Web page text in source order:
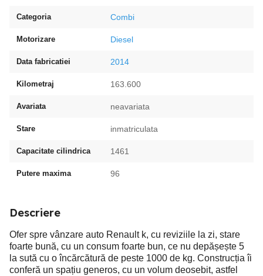
Categoria Combi
Motorizare Diesel
Data fabricatiei 2014
Kilometraj 163.600
Avariata neavariata
Stare inmatriculata
Capacitate cilindrica 1461
Putere maxima 96
Descriere
Ofer spre vânzare auto Renault k, cu reviziile la zi, stare
foarte bună, cu un consum foarte bun, ce nu depășește 5
la sută cu o încărcătură de peste 1000 de kg. Construcția îi
conferă un spațiu generos, cu un volum deosebit, astfel